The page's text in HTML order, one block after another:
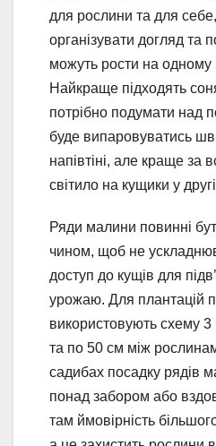
для рослини та для
організувати догляд та
можуть рости на одному
Найкраще підходять
потрібно подумати над
буде випаровуватись
напівтіні, але краще за
світило на кущики у
Ряди малини повинні
чином, щоб не
доступ до кущів для
урожаю. Для плантацій
використовують схему
та по 50 см між
садибах посадку рядів
понад забором або
там ймовірність